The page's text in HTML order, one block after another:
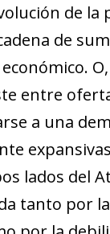
de
de
entre
a una
lados del
tanto por